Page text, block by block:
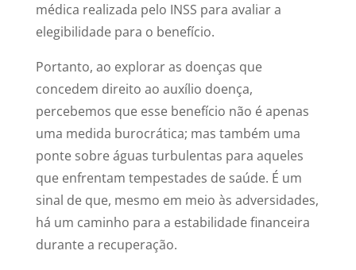
médica realizada pelo INSS para avaliar a
elegibilidade para o benefício.
Portanto, ao explorar as doenças que
concedem direito ao auxílio doença,
percebemos que esse benefício não é apenas
uma medida burocrática; mas também uma
ponte sobre águas turbulentas para aqueles
que enfrentam tempestades de saúde. É um
sinal de que, mesmo em meio às adversidades,
há um caminho para a estabilidade financeira
durante a recuperação.